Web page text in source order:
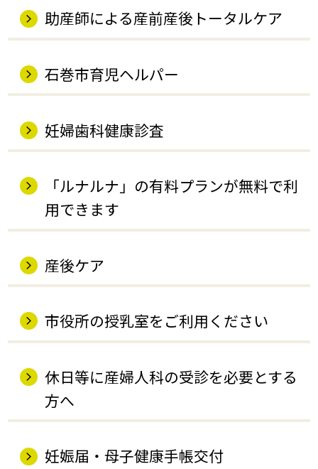
助産師による産前産後トータルケア
石巻市育児ヘルパー
妊婦歯科健康診査
「ルナルナ」の有料プランが無料で利
用できます
産後ケア
市役所の授乳室をご利用ください
休日等に産婦人科の受診を必要とする
方へ
妊娠届・母子健康手帳交付